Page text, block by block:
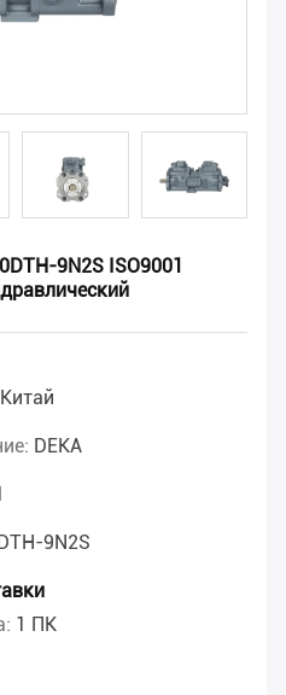
9N2S ISO9001
Китай
DEKA
9N2S
1 ПК